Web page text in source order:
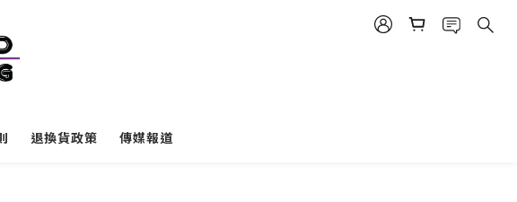
退換貨政策 傳媒報道